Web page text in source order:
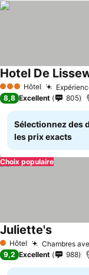
3 ÉtoilesHôtel
Hotel De
8,8 Excellent 805
Sélectionnez des
les prix exacts
Choix populaire
1 Étoiles
Hôtel Chambres
Juliette's
9,2 Excellent 988